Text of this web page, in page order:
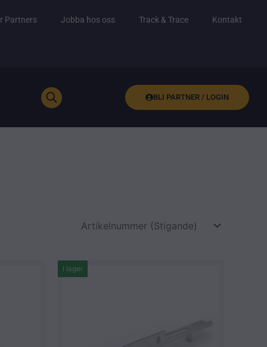
Partners Jobba hos oss Track & Trace Kontakt
BLI PARTNER / LOGIN
I lager